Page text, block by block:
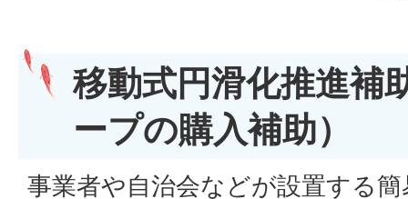
移動式円滑化推進補
ープの購入補助）
事業者や自治会などが設置する